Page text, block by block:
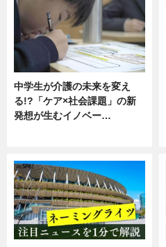
中学生が介護の未来を変え
る!?「ケア×社会課題」の新
発想が生むイノベー…